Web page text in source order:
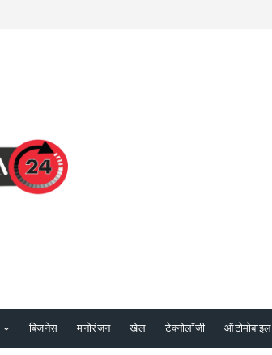
बिजनेस मनोरंजन खेल टेक्नोलॉजी ऑटोमोबाइल